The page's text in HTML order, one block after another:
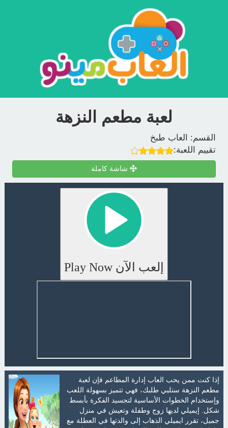
لعبة مطعم النزهة
القسم:
العاب طبخ
تقييم اللعبة:
شاشة كاملة
إلعب الآن Play Now
إذا كنت ممن يحب العاب إدارة المطاعم فإن لعبة
مطعم النزهة ستلبي طلبك، فهي تتميز بسهولة اللعب
وإستخدام الخطوات الأساسية لتجسيد الفكرة بأبسط
شكل. إيميلي لديها زوج وطفلة وتعيش في منزل
جميل، تقرر ايميلي الذهاب إلى والدتها في العطلة مع